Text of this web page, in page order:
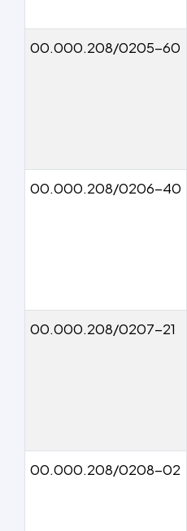
00.000.208/0205-60
00.000.208/0206-40
00.000.208/0207-21
00.000.208/0208-02